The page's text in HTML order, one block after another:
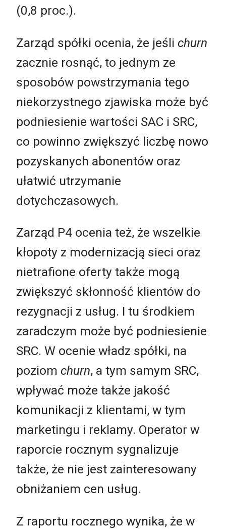
(0,8 proc.).
Zarząd spółki ocenia, że jeśli churn
zacznie rosnąć, to jednym ze
sposobów powstrzymania tego
niekorzystnego zjawiska może być
podniesienie wartości SAC i SRC,
co powinno zwiększyć liczbę nowo
pozyskanych abonentów oraz
ułatwić utrzymanie
dotychczasowych.
Zarząd P4 ocenia też, że wszelkie
kłopoty z modernizacją sieci oraz
nietrafione oferty także mogą
zwiększyć skłonność klientów do
rezygnacji z usług. I tu środkiem
zaradczym może być podniesienie
SRC. W ocenie władz spółki, na
poziom churn, a tym samym SRC,
wpływać może także jakość
komunikacji z klientami, w tym
marketingu i reklamy. Operator w
raporcie rocznym sygnalizuje
także, że nie jest zainteresowany
obniżaniem cen usług.
Z raportu rocznego wynika, że w